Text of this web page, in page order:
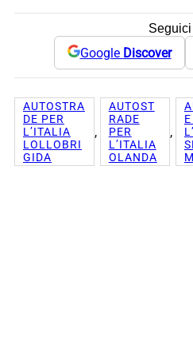
Seguici
Google Discover
AUTOSTRA
DE PER
L’ITALIA
LOLLOBRI
GIDA
,
AUTOST
RADE
PER
L’ITALIA
OLANDA
,